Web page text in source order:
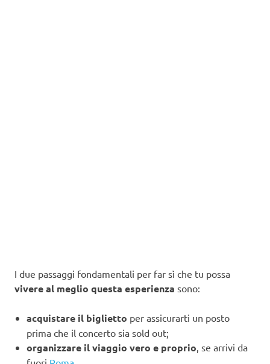
I due passaggi fondamentali per far sì che tu possa
vivere al meglio questa esperienza sono:
acquistare il biglietto per assicurarti un posto
prima che il concerto sia sold out;
organizzare il viaggio vero e proprio , se arrivi da